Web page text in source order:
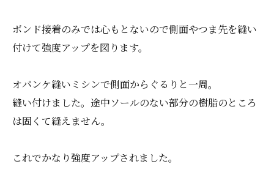
ボンド接着のみでは心もとないので側面やつま先を縫い
付けて強度アップを図ります。
オパンケ縫いミシンで側面からぐるりと一周。
縫い付けました。途中ソールのない部分の樹脂のところ
は固くて縫えません。
これでかなり強度アップされました。